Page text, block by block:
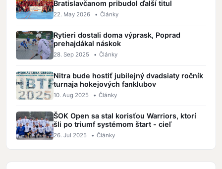
Bratislavčanom pribudol ďalší titul
22. May 2026 • Články
Rytieri dostali doma výprask, Poprad
prehajdákal náskok
28. Sep 2025 • Články
Nitra bude hostiť jubilejný dvadsiaty ročník
turnaja hokejových fanklubov
10. Aug 2025 • Články
ŠOK Open sa stal korisťou Warriors, ktorí
šli po triumf systémom štart - cieľ
26. Jul 2025 • Články